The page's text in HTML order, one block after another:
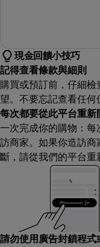
現金回饋小技巧
記得查看條款與細則
購買或預訂前，仔細
望。不要忘記查看任何
每次都要從此平台重新
一次完成你的購物：
訪商家。如果你造訪
斷，請從我們的平台重
請勿使用廣告封鎖程式